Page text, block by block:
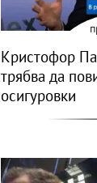
Кристофор
трябва да
осигуровки